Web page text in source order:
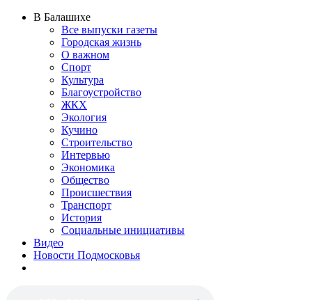
В Балашихе
Все выпуски газеты
Городская жизнь
О важном
Спорт
Культура
Благоустройство
ЖКХ
Экология
Кучино
Строительство
Интервью
Экономика
Общество
Происшествия
Транспорт
История
Социальные инициативы
Видео
Новости Подмосковья